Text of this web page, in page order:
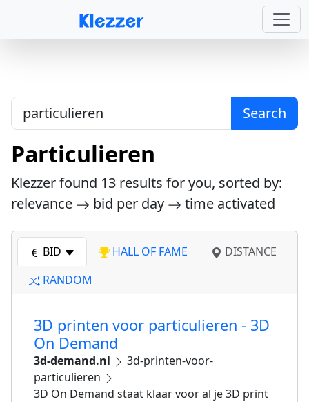
Search
Particulieren
Klezzer found 13 results for you, sorted by:
relevance
bid per day time activated
BID HALL OF FAME
DISTANCE
RANDOM
3D printen voor particulieren - 3D
On Demand
3d-demand.nl
3d-printen-voor-
particulieren
3D On Demand staat klaar voor al je 3D print